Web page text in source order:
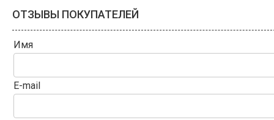
ОТЗЫВЫ ПОКУПАТЕЛЕЙ
Имя
E-mail